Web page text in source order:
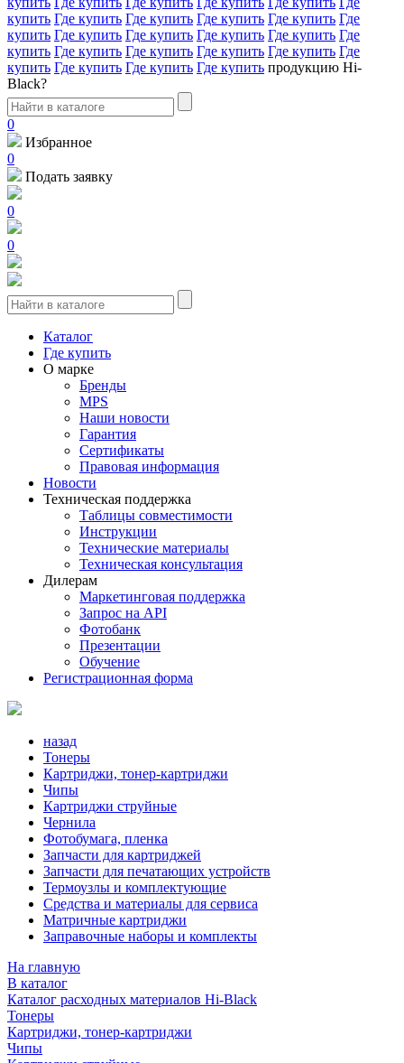
купить Где купить Где купить Где купить Где купить Где
купить Где купить Где купить Где купить Где купить Где
купить Где купить Где купить Где купить Где купить Где
купить Где купить Где купить Где купить продукцию Hi-
Black?
0
Избранное
0
Подать заявку
0
0
Каталог
Где купить
О марке
Бренды
MPS
Наши новости
Гарантия
Сертификаты
Правовая информация
Новости
Техническая поддержка
Таблицы совместимости
Инструкции
Технические материалы
Техническая консультация
Дилерам
Маркетинговая поддержка
Запрос на API
Фотобанк
Презентации
Обучение
Регистрационная форма
назад
Тонеры
Картриджи, тонер-картриджи
Чипы
Картриджи струйные
Чернила
Фотобумага, пленка
Запчасти для картриджей
Запчасти для печатающих устройств
Термоузлы и комплектующие
Средства и материалы для сервиса
Матричные картриджи
Заправочные наборы и комплекты
На главную
В каталог
Каталог расходных материалов Hi-Black
Тонеры
Картриджи, тонер-картриджи
Чипы